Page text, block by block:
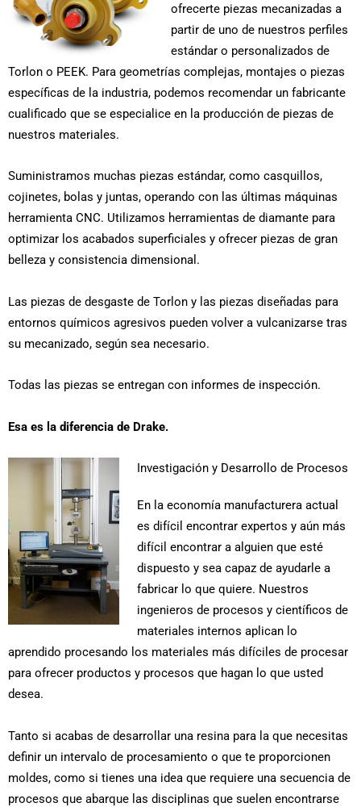
ofrecerte piezas mecanizadas a
partir de uno de nuestros perfiles
estándar o personalizados de
Torlon o PEEK. Para geometrías complejas, montajes o piezas
específicas de la industria, podemos recomendar un fabricante
cualificado que se especialice en la producción de piezas de
nuestros materiales.
Suministramos muchas piezas estándar, como casquillos,
cojinetes, bolas y juntas, operando con las últimas máquinas
herramienta CNC. Utilizamos herramientas de diamante para
optimizar los acabados superficiales y ofrecer piezas de gran
belleza y consistencia dimensional.
Las piezas de desgaste de Torlon y las piezas diseñadas para
entornos químicos agresivos pueden volver a vulcanizarse tras
su mecanizado, según sea necesario.
Todas las piezas se entregan con informes de inspección.
Esa es la diferencia de Drake.
Investigación y Desarrollo de Procesos
En la economía manufacturera actual
es difícil encontrar expertos y aún más
difícil encontrar a alguien que esté
dispuesto y sea capaz de ayudarle a
fabricar lo que quiere. Nuestros
ingenieros de procesos y científicos de
materiales internos aplican lo
aprendido procesando los materiales más difíciles de procesar
para ofrecer productos y procesos que hagan lo que usted
desea.
Tanto si acabas de desarrollar una resina para la que necesitas
definir un intervalo de procesamiento o que te proporcionen
moldes, como si tienes una idea que requiere una secuencia de
procesos que abarque las disciplinas que suelen encontrarse